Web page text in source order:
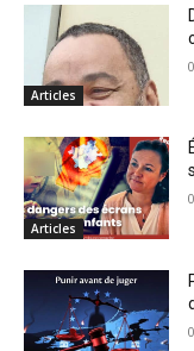
Articles
Articles